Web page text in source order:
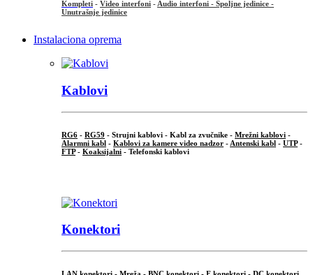
Kompleti - Video interfoni - Audio interfoni - Spoljne jedinice -
Unutrašnje jedinice
Instalaciona oprema
Kablovi
RG6 - RG59 - Strujni kablovi - Kabl za zvučnike - Mrežni kablovi -
Alarmni kabl - Kablovi za kamere video nadzor - Antenski kabl - UTP-
FTP- Koaksijalni - Telefonski kablovi
Konektori